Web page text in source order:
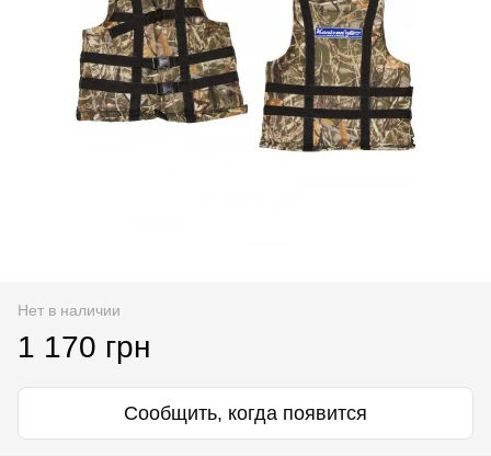
Нет в наличии
1 170 грн
Сообщить, когда появится